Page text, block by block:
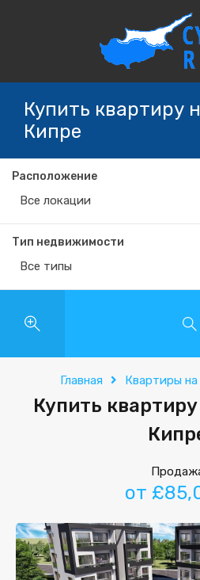
Купить квартиру
Кипре
Расположение
Все локации
Тип недвижимости
Все типы
Главная Квартиры
Купить
от